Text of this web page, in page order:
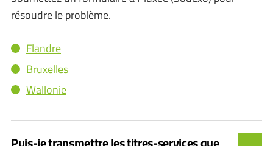
résoudre le problème.
Flandre
Bruxelles
Wallonie